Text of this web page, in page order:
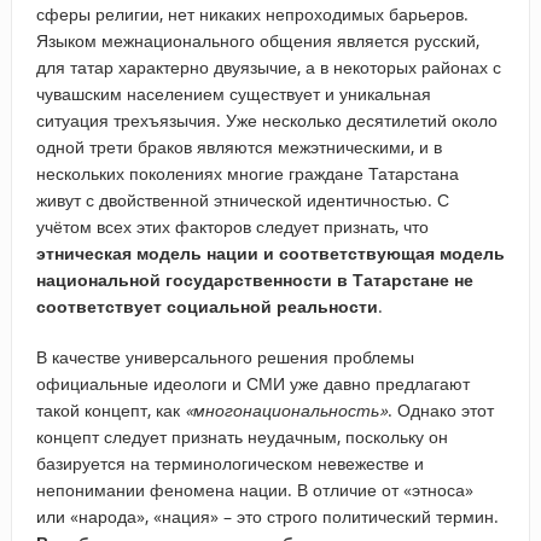
сферы религии, нет никаких непроходимых барьеров.
Языком межнационального общения является русский,
для татар характерно двуязычие, а в некоторых районах с
чувашским населением существует и уникальная
ситуация трехъязычия. Уже несколько десятилетий около
одной трети браков являются межэтническими, и в
нескольких поколениях многие граждане Татарстана
живут с двойственной этнической идентичностью. С
учётом всех этих факторов следует признать, что
этническая модель нации и соответствующая модель
национальной государственности в Татарстане не
соответствует социальной реальности.
В качестве универсального решения проблемы
официальные идеологи и СМИ уже давно предлагают
такой концепт, как «многонациональность». Однако этот
концепт следует признать неудачным, поскольку он
базируется на терминологическом невежестве и
непонимании феномена нации. В отличие от «этноса»
или «народа», «нация» – это строго политический термин.